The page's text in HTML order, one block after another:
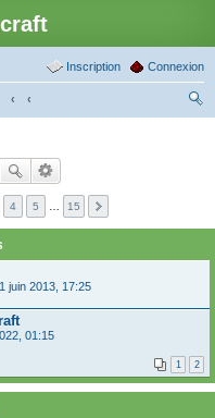
Connexion
Inscription
4 5 15
juin 2013, 17:25
01:15
1 2